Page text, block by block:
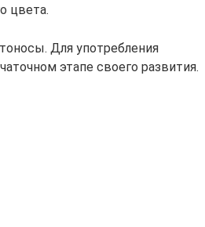
цвета.
Для употребления
этапе своего развития.